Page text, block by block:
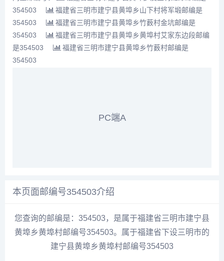
354503
福建省三明市建宁县黄埠乡山下村将军塅邮编是
354503
福建省三明市建宁县黄埠乡竹薮村金坑邮编是
354503
福建省三明市建宁县黄埠乡黄埠村艾家东边段邮编
是354503
福建省三明市建宁县黄埠乡竹薮村邮编是
354503
PC端A
本页面邮编号354503介绍
您查询的邮编是：354503，是属于福建省三明市建宁县
黄埠乡黄埠村邮编号354503。属于福建省下设三明市的
建宁县黄埠乡黄埠村邮编号354503